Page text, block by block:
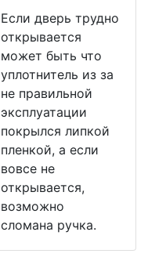
Если дверь трудно
открывается
может быть что
уплотнитель из за
не правильной
эксплуатации
покрылся липкой
пленкой, а если
вовсе не
открывается,
возможно
сломана ручка.